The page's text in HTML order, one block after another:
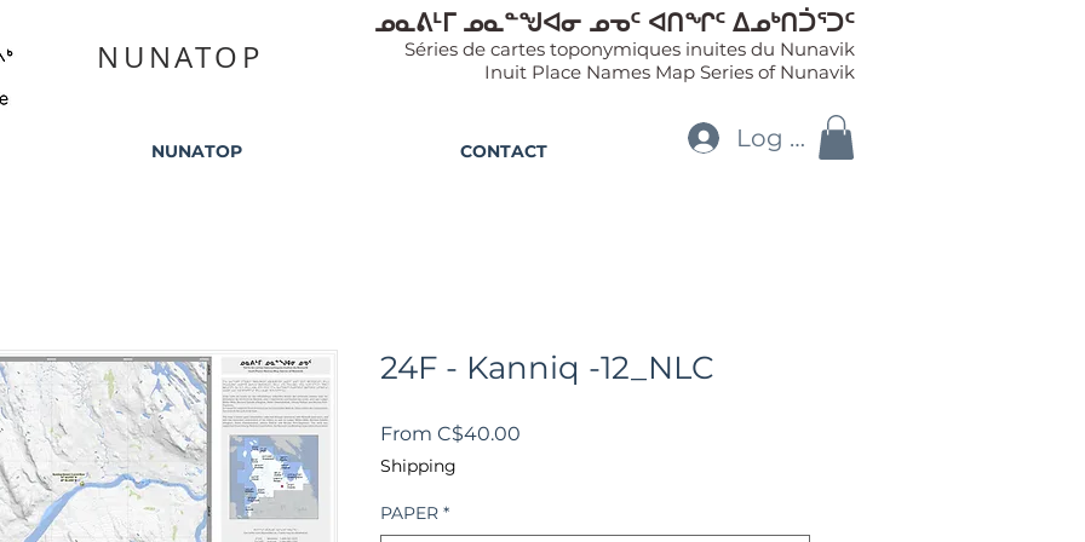
ᓄᓇᕕᒻᒥ ᓄᓇᓐᖑᐊᓂ ᓄᓀᑦ ᐊᑎᖏᑦ ᐃᓄᒃᑎᑑᕐᑐᑦ
Séries de cartes toponymiques inuites du Nunavik
Inuit Place Names Map Series of Nunavik
NUNATOP CONTACT Log In
NUNATOP
24F - Kanniq -12_NLC
From C$40.00
Shipping
PAPER *